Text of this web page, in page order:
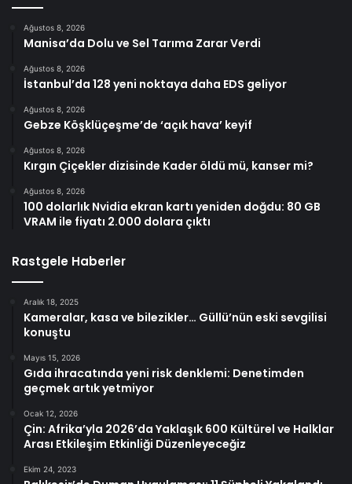
Ağustos 8, 2026
Manisa’da Dolu ve Sel Tarıma Zarar Verdi
Ağustos 8, 2026
İstanbul’da 128 yeni noktaya daha EDS geliyor
Ağustos 8, 2026
Gebze Köşklüçeşme’de ‘açık hava’ keyif
Ağustos 8, 2026
Kırgın Çiçekler dizisinde Kader öldü mü, kanser mi?
Ağustos 8, 2026
100 dolarlık Nvidia ekran kartı yeniden doğdu: 80 GB
VRAM ile fiyatı 2.000 dolara çıktı
Rastgele Haberler
Aralık 18, 2025
Kameralar, kasa ve bilezikler… Güllü’nün eski sevgilisi
konuştu
Mayıs 15, 2026
Gıda ihracatında yeni risk denklemi: Denetimden
geçmek artık yetmiyor
Ocak 12, 2026
Çin: Afrika’yla 2026’da Yaklaşık 600 Kültürel ve Halklar
Arası Etkileşim Etkinliği Düzenleyeceğiz
Ekim 24, 2023